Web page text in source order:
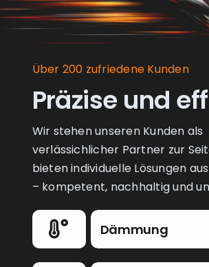
Über 200 zufriedene Kunden
Präzise und
Wir stehen unseren Kunden als
verlässichlicher Partner zur
bieten individuelle Lösungen
– kompetent, nachhaltig und
Dämmung